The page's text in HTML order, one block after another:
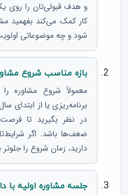
و هدف قبولی‌تان را روی
کار کمک می‌کند بفهمید
شود و چه موضوعاتی
بازه مناسب شروع
معمولاً شروع مشاوره
برنامه‌ریزی یا از ابتدای
در نظر بگیرید تا
ضعف‌ها باشد. اگر
دارید، زمان شروع را جلوتر
جلسه مشاوره اولیه با